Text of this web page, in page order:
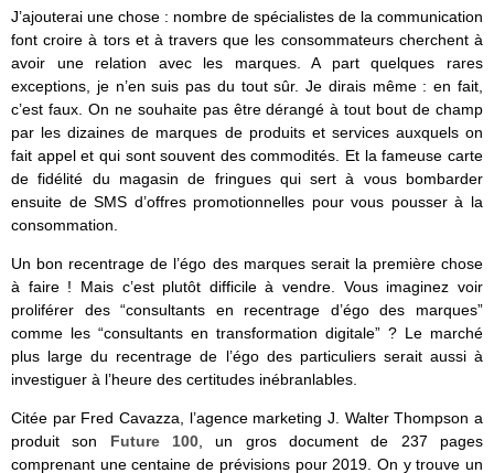
J’ajouterai une chose : nombre de spécialistes de la communication
font croire à tors et à travers que les consommateurs cherchent à
avoir une relation avec les marques. A part quelques rares
exceptions, je n’en suis pas du tout sûr. Je dirais même : en fait,
c’est faux. On ne souhaite pas être dérangé à tout bout de champ
par les dizaines de marques de produits et services auxquels on
fait appel et qui sont souvent des commodités. Et la fameuse carte
de fidélité du magasin de fringues qui sert à vous bombarder
ensuite de SMS d’offres promotionnelles pour vous pousser à la
consommation.
Un bon recentrage de l’égo des marques serait la première chose
à faire ! Mais c’est plutôt difficile à vendre. Vous imaginez voir
proliférer des “consultants en recentrage d’égo des marques”
comme les “consultants en transformation digitale” ? Le marché
plus large du recentrage de l’égo des particuliers serait aussi à
investiguer à l’heure des certitudes inébranlables.
Citée par Fred Cavazza, l’agence marketing J. Walter Thompson a
produit son Future 100, un gros document de 237 pages
comprenant une centaine de prévisions pour 2019. On y trouve un